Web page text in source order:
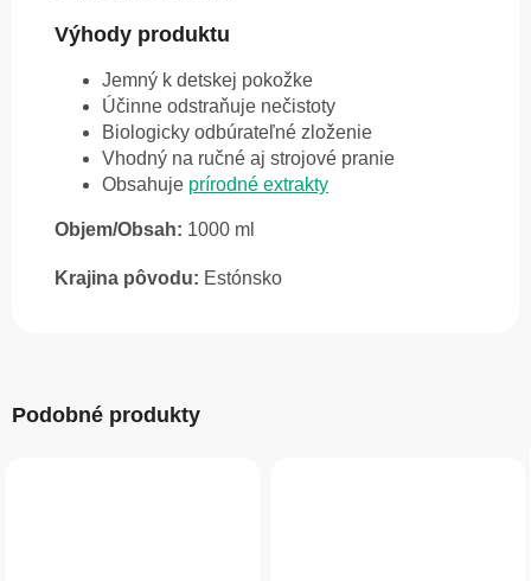
Výhody produktu
Jemný k detskej pokožke
Účinne odstraňuje nečistoty
Biologicky odbúrateľné zloženie
Vhodný na ručné aj strojové pranie
Obsahuje prírodné extrakty
Objem/Obsah: 1000 ml
Krajina pôvodu: Estónsko
Podobné produkty